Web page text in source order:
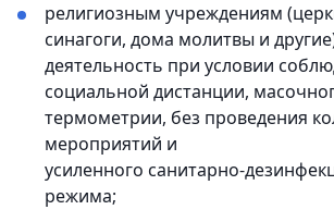
религиозным учреждениям
синагоги, дома молитвы и
деятельность при условии
социальной дистанции,
термометрии, без проведения
мероприятий и
усиленного санитарно-
режима;